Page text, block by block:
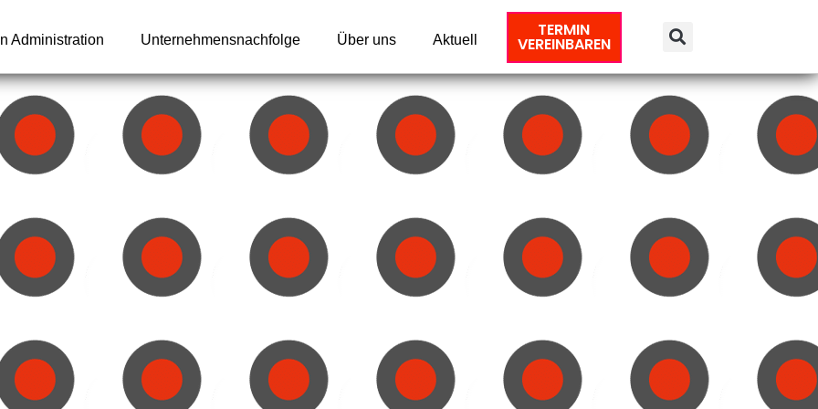
Administration Unternehmensnachfolge Über uns Aktuell TERMIN
VEREINBAREN